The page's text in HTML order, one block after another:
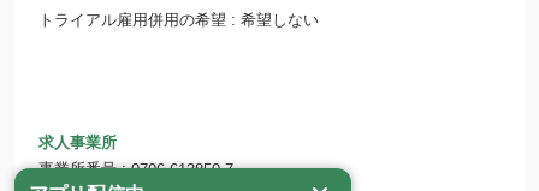
トライアル雇用併用の希望
希望しない
求人事業所
事業所番号
0706-613850-7